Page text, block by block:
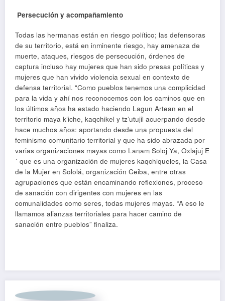
Persecución y acompañamiento
Todas las hermanas están en riesgo político; las defensoras
de su territorio, está en inminente riesgo, hay amenaza de
muerte, ataques, riesgos de persecución, órdenes de
captura incluso hay mujeres que han sido presas políticas y
mujeres que han vivido violencia sexual en contexto de
defensa territorial. “Como pueblos tenemos una complicidad
para la vida y ahí nos reconocemos con los caminos que en
los últimos años ha estado haciendo Lagun Artean en el
territorio maya k’iche, kaqchikel y tz’utujil acuerpando desde
hace muchos años: aportando desde una propuesta del
feminismo comunitario territorial y que ha sido abrazada por
varias organizaciones mayas como Lanam Soloj Ya, Oxlajuj E
´ que es una organización de mujeres kaqchiqueles, la Casa
de la Mujer en Sololá, organización Ceiba, entre otras
agrupaciones que están encaminando reflexiones, proceso
de sanación con dirigentes con mujeres en las
comunalidades como seres, todas mujeres mayas. “A eso le
llamamos alianzas territoriales para hacer camino de
sanación entre pueblos” finaliza.